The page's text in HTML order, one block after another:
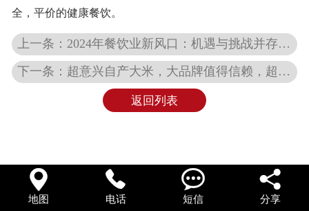
全，平价的健康餐饮。
上一条：2024年餐饮业新风口：机遇与挑战并存，超意兴助您成功
下一条：超意兴自产大米，大品牌值得信赖，超意兴来告诉你一段关于大米的独白。超意兴快餐加盟商有福利了
返回列表

地图

电话

短信

分享